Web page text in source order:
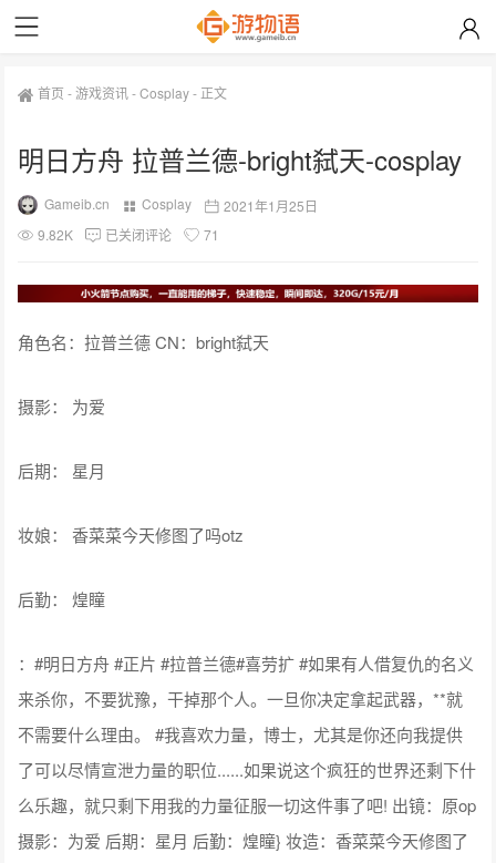
首页 -游戏资讯-Cosplay- 正文
明日方舟 拉普兰德-bright弑天-cosplay
Gameib.cn Cosplay
2021年1月25日
9.82K
已关闭评论 71
角色名：拉普兰德 CN：bright弑天
摄影： 为爱
后期： 星月
妆娘： 香菜菜今天修图了吗otz
后勤： 煌瞳
：#明日方舟 #正片 #拉普兰德#喜劳扩 #如果有人借复仇的名义
来杀你，不要犹豫，干掉那个人。一旦你决定拿起武器，**就
不需要什么理由。 #我喜欢力量，博士，尤其是你还向我提供
了可以尽情宣泄力量的职位......如果说这个疯狂的世界还剩下什
么乐趣，就只剩下用我的力量征服一切这件事了吧! 出镜：原op
摄影：为爱 后期：星月 后勤：煌瞳} 妆造：香菜菜今天修图了